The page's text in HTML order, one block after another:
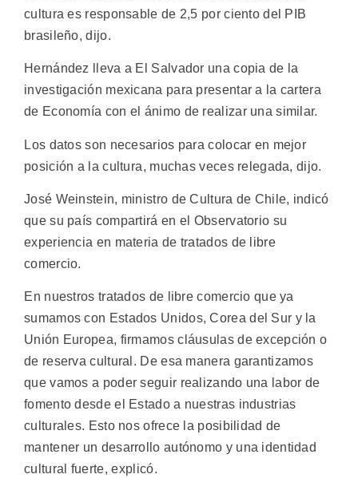
cultura es responsable de 2,5 por ciento del PIB
brasileño, dijo.
Hernández lleva a El Salvador una copia de la
investigación mexicana para presentar a la cartera
de Economía con el ánimo de realizar una similar.
Los datos son necesarios para colocar en mejor
posición a la cultura, muchas veces relegada, dijo.
José Weinstein, ministro de Cultura de Chile, indicó
que su país compartirá en el Observatorio su
experiencia en materia de tratados de libre
comercio.
En nuestros tratados de libre comercio que ya
sumamos con Estados Unidos, Corea del Sur y la
Unión Europea, firmamos cláusulas de excepción o
de reserva cultural. De esa manera garantizamos
que vamos a poder seguir realizando una labor de
fomento desde el Estado a nuestras industrias
culturales. Esto nos ofrece la posibilidad de
mantener un desarrollo autónomo y una identidad
cultural fuerte, explicó.